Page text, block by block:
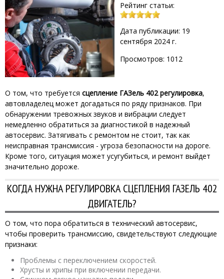
Рейтинг статьи:
Дата публикации: 19
сентября 2024 г.
Просмотров: 1012
О том, что требуется сцепление ГАЗель 402 регулировка,
автовладелец может догадаться по ряду признаков. При
обнаружении тревожных звуков и вибрации следует
немедленно обратиться за диагностикой в надежный
автосервис. Затягивать с ремонтом не стоит, так как
неисправная трансмиссия - угроза безопасности на дороге.
Кроме того, ситуация может усугубиться, и ремонт выйдет
значительно дороже.
КОГДА НУЖНА РЕГУЛИРОВКА СЦЕПЛЕНИЯ ГАЗЕЛЬ 402
ДВИГАТЕЛЬ?
О том, что пора обратиться в технический автосервис,
чтобы проверить трансмиссию, свидетельствуют следующие
признаки:
Проблемы с переключением скоростей.
Хрусты и хрипы при включении передачи.